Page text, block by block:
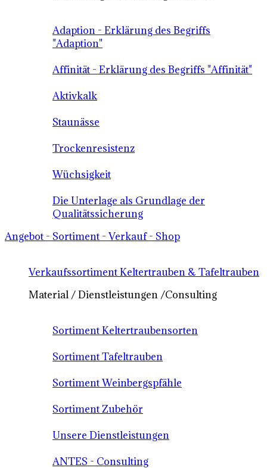
Adaption - Erklärung des Begriffs
"Adaption"
Affinität - Erklärung des Begriffs "Affinität"
Aktivkalk
Staunässe
Trockenresistenz
Wüchsigkeit
Die Unterlage als Grundlage der
Qualitätssicherung
Angebot - Sortiment - Verkauf - Shop
Verkaufssortiment Keltertrauben & Tafeltrauben
Material / Dienstleistungen /Consulting
Sortiment Keltertraubensorten
Sortiment Tafeltrauben
Sortiment Weinbergspfähle
Sortiment Zubehör
Unsere Dienstleistungen
ANTES - Consulting